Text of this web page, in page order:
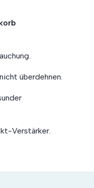
überdehnen.
Verstärker.